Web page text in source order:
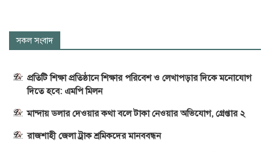
সকল সংবাদ
প্রতিটি শিক্ষা প্রতিষ্ঠানে শিক্ষার পরিবেশ ও লেখাপড়ার দিকে মনোযোগ
দিতে হবে: এমপি মিলন
মান্দায় ডলার দেওয়ার কথা বলে টাকা নেওয়ার অভিযোগ, গ্রেপ্তার ২
রাজশাহী জেলা ট্রাক শ্রমিকদের মানববন্ধন